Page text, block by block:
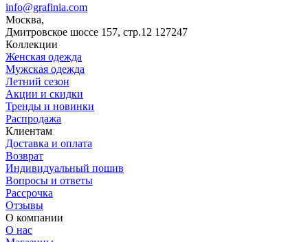
info@grafinia.com
Москва,
Дмитровское шоссе 157, стр.12 127247
Коллекции
Женская одежда
Мужская одежда
Летний сезон
Акции и скидки
Тренды и новинки
Распродажа
Клиентам
Доставка и оплата
Возврат
Индивидуальный пошив
Вопросы и ответы
Рассрочка
Отзывы
О компании
О нас